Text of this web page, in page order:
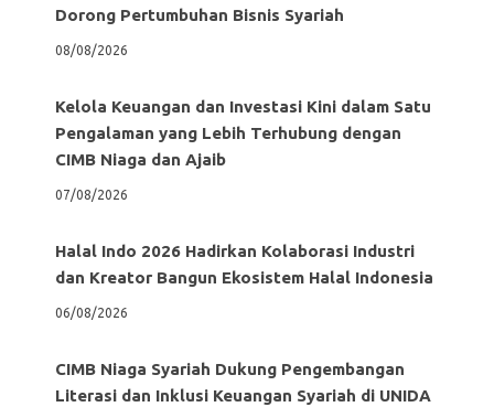
Dorong Pertumbuhan Bisnis Syariah
08/08/2026
Kelola Keuangan dan Investasi Kini dalam Satu
Pengalaman yang Lebih Terhubung dengan
CIMB Niaga dan Ajaib
07/08/2026
Halal Indo 2026 Hadirkan Kolaborasi Industri
dan Kreator Bangun Ekosistem Halal Indonesia
06/08/2026
CIMB Niaga Syariah Dukung Pengembangan
Literasi dan Inklusi Keuangan Syariah di UNIDA